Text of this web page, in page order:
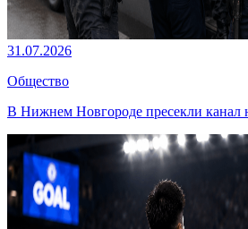
31.07.2026
Общество
В Нижнем Новгороде пресекли канал